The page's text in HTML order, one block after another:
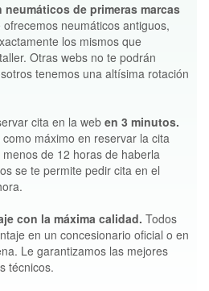
neumáticos de primeras marcas
neumáticos antiguos,
los mismos que
Otras webs no te podrán
tenemos una altísima rotación
cita en la web en 3 minutos.
máximo en reservar la cita
de 12 horas de haberla
se te permite pedir cita en el
con la máxima calidad. Todos
en un concesionario oficial o en
Le garantizamos las mejores
técnicos.